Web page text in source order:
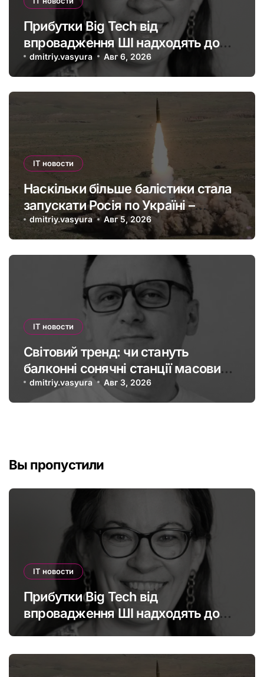
Прибутки Big Tech від
впровадження ШІ надходять до
офшорів: як змінити глобальну
податкову систему
dmitriy.vasyura Авг 6, 2026
IT новости
Наскільки більше балістики стала
запускати Росія по Україні –
інфографіка
dmitriy.vasyura Авг 5, 2026
IT новости
Світовий тренд: чи стануть
балконні сонячні станції масовими
в Україні
dmitriy.vasyura Авг 3, 2026
Вы пропустили
IT новости
Прибутки Big Tech від
впровадження ШІ надходять до
офшорів: як змінити глобальну